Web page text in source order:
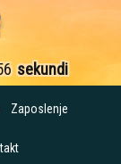
sekundi
Zaposlenje